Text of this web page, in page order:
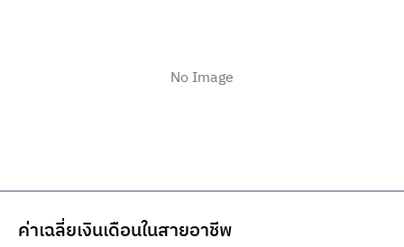
No Image
ค่าเฉลี่ยเงินเดือนในสายอาชีพ